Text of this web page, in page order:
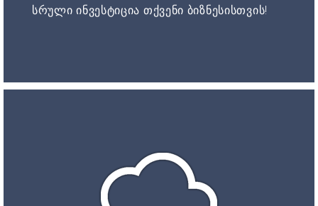
სრული ინვესტიცია თქვენი ბიზნესისთვის!